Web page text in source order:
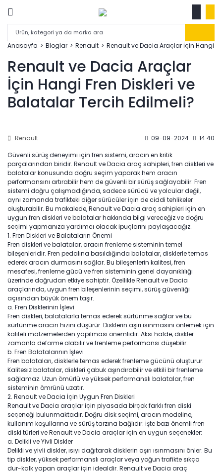
Anasayfa Bloglar Renault Renault ve Dacia Araçlar İçin Hangi
Renault ve Dacia Araçlar
İçin Hangi Fren Diskleri ve
Balatalar Tercih Edilmeli?
Renault 09-09-2024
14:40
Güvenli sürüş deneyimi için fren sistemi, aracın en kritik
parçalarından biridir. Renault ve Dacia araç sahipleri, fren diskleri ve
balatalar konusunda doğru seçim yaparak hem aracın
performansını artırabilir hem de güvenli bir sürüş sağlayabilir. Fren
sistemi doğru çalışmadığında, sadece sürücü ve yolcular değil,
aynı zamanda trafikteki diğer sürücüler için de ciddi tehlikeler
oluşturabilir. Bu makalede, Renault ve Dacia araç sahipleri için en
uygun fren diskleri ve balatalar hakkında bilgi vereceğiz ve doğru
seçimi yapmanıza yardımcı olacak ipuçlarını paylaşacağız.
1. Fren Diskleri ve Balataların Önemi
Fren diskleri ve balatalar, aracın frenleme sisteminin temel
bileşenleridir. Fren pedalına basıldığında balatalar, disklerle temas
ederek aracın durmasını sağlar. Bu bileşenlerin kalitesi, fren
mesafesi, frenleme gücü ve fren sisteminin genel dayanıklılığı
üzerinde doğrudan etkiye sahiptir. Özellikle Renault ve Dacia
araçlarında, uygun fren bileşenlerinin seçimi, sürüş güvenliği
açısından büyük önem taşır.
a. Fren Disklerinin İşlevi
Fren diskleri, balatalarla temas ederek sürtünme sağlar ve bu
sürtünme aracın hızını düşürür. Disklerin aşırı ısınmasını önlemek için
kaliteli malzemelerden yapılması önemlidir. Aksi halde, diskler
zamanla deforme olabilir ve frenleme performansı düşebilir.
b. Fren Balatalarının İşlevi
Fren balataları, disklerle temas ederek frenleme gücünü oluşturur.
Kalitesiz balatalar, diskleri çabuk aşındırabilir ve etkili bir frenleme
sağlamaz. Uzun ömürlü ve yüksek performanslı balatalar, fren
sisteminin ömrünü uzatır.
2. Renault ve Dacia İçin Uygun Fren Diskleri
Renault ve Dacia araçlar için piyasada birçok farklı fren diski
seçeneği bulunmaktadır. Doğru disk seçimi, aracın modeline,
kullanım koşullarına ve sürüş tarzına bağlıdır. İşte bazı önemli fren
diski türleri ve Renault ve Dacia araçlar için en uygun seçenekler:
a. Delikli ve Yivli Diskler
Delikli ve yivli diskler, ısıyı dağıtarak disklerin aşırı ısınmasını önler. Bu
tip diskler, yüksek performanslı araçlar veya yoğun trafikte sıkça
dur-kalk yapan araçlar için idealdir. Renault ve Dacia araç